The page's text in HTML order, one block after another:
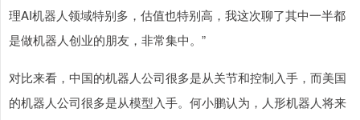
理AI机器人领域特别多，估值也特别高，我这次聊了其中一半都
是做机器人创业的朋友，非常集中。”
对比来看，中国的机器人公司很多是从关节和控制入手，而美国
的机器人公司很多是从模型入手。何小鹏认为，人形机器人将来